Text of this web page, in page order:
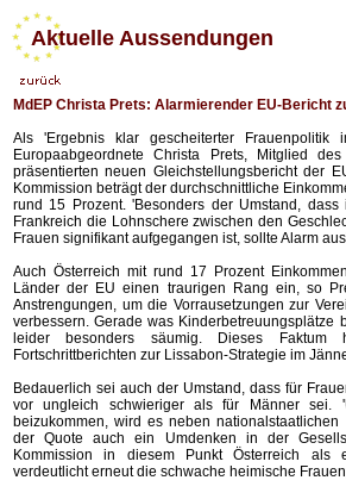
Aktuelle Aussendungen
MdEP Christa Prets: Alarmierender EU-Bericht
Als 'Ergebnis klar gescheiterter
Europaabgeordnete Christa Prets, Mitglied
präsentierten neuen Gleichstellungsbericht der
Kommission beträgt der durchschnittliche
rund 15 Prozent. 'Besonders der Umstand,
Frankreich die Lohnschere zwischen den
Frauen signifikant aufgegangen ist, sollte Alarm
Auch Österreich mit rund 17 Prozent
Länder der EU einen traurigen Rang ein, so
Anstrengungen, um die Vorrausetzungen zur
verbessern. Gerade was Kinderbetreuungsplätze
leider besonders säumig. Dieses
Fortschrittberichten zur Lissabon-Strategie im
Bedauerlich sei auch der Umstand, dass für
vor ungleich schwieriger als für Männer sei.
beizukommen, wird es neben
der Quote auch ein Umdenken in der
Kommission in diesem Punkt Österreich als
verdeutlicht erneut die schwache heimische